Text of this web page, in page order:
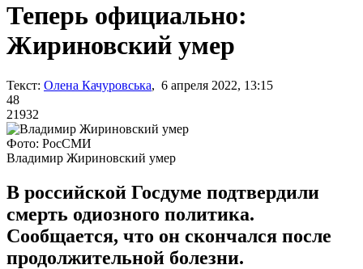
Теперь официально:
Жириновский умер
Текст: Олена Качуровська, 6 апреля 2022, 13:15
48
21932
Фото: РосСМИ
Владимир Жириновский умер
В российской Госдуме подтвердили
смерть одиозного политика.
Сообщается, что он скончался после
продолжительной болезни.